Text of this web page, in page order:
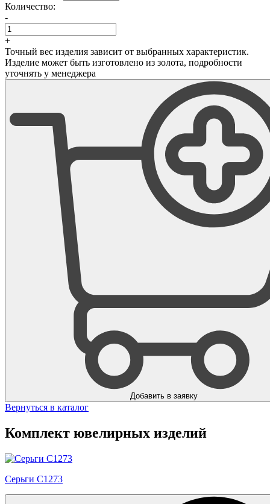
Количество:
-
+
Точный вес изделия зависит от выбранных характеристик.
Изделие может быть изготовлено из золота, подробности
уточнять у менеджера
Добавить в заявку
Вернуться в каталог
Комплект ювелирных изделий
Серьги С1273